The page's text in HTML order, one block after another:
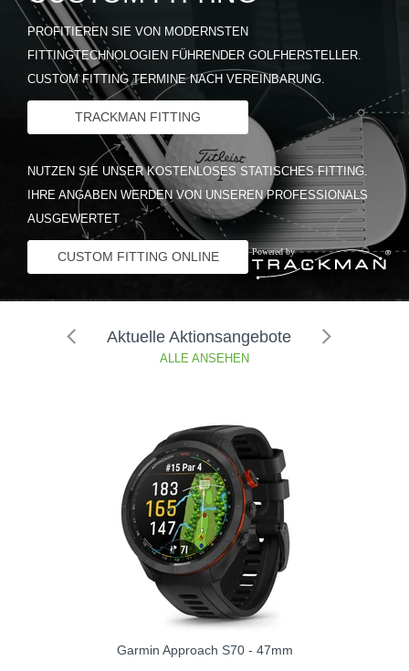
PROFITIEREN SIE VON MODERNSTEN
FITTINGTECHNOLOGIEN FÜHRENDER GOLFHERSTELLER.
CUSTOM FITTING TERMINE NACH VEREINBARUNG.
TRACKMAN FITTING
NUTZEN SIE UNSER KOSTENLOSES STATISCHES FITTING.
IHRE ANGABEN WERDEN VON UNSEREN PROFESSIONALS
AUSGEWERTET
CUSTOM FITTING ONLINE
Aktuelle Aktionsangebote
ALLE ANSEHEN
Garmin Approach S70 - 47mm